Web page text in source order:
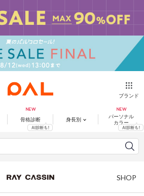
ブランド
骨格診断 身長別
パーソナル
カラー
SHOP